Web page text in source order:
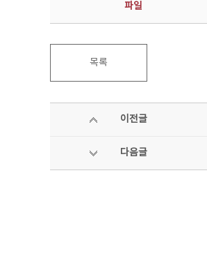
파일
목록
이전글
다음글